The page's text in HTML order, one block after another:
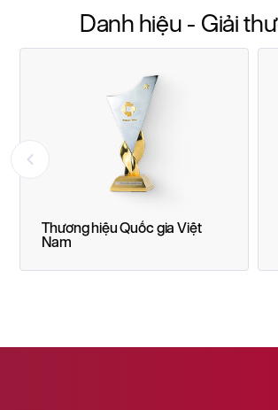
Danh hiệu - Giải
Thương hiệu Quốc gia Việt
Nam